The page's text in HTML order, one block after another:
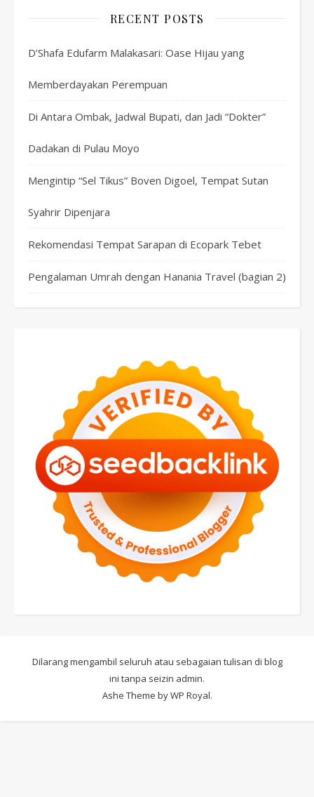
RECENT POSTS
D’Shafa Edufarm Malakasari: Oase Hijau yang
Memberdayakan Perempuan
Di Antara Ombak, Jadwal Bupati, dan Jadi “Dokter”
Dadakan di Pulau Moyo
Mengintip “Sel Tikus” Boven Digoel, Tempat Sutan
Syahrir Dipenjara
Rekomendasi Tempat Sarapan di Ecopark Tebet
Pengalaman Umrah dengan Hanania Travel (bagian 2)
Dilarang mengambil seluruh atau sebagaian tulisan di blog
ini tanpa seizin admin.
Ashe Theme byWP Royal.